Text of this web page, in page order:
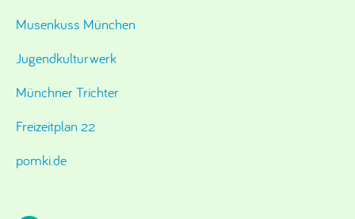
Musenkuss München
Jugendkulturwerk
Münchner Trichter
Freizeitplan 22
pomki.de